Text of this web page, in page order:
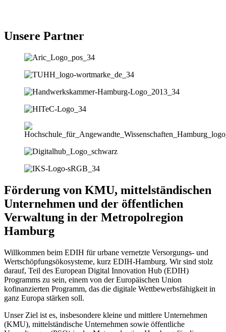
Unsere Partner
Förderung von KMU, mittelständischen
Unternehmen und der öffentlichen
Verwaltung in der Metropolregion
Hamburg
Willkommen beim EDIH für urbane vernetzte Versorgungs- und
Wertschöpfungsökosysteme, kurz EDIH-Hamburg. Wir sind stolz
darauf, Teil des European Digital Innovation Hub (EDIH)
Programms zu sein, einem von der Europäischen Union
kofinanzierten Programm, das die digitale Wettbewerbsfähigkeit in
ganz Europa stärken soll.
Unser Ziel ist es, insbesondere kleine und mittlere Unternehmen
(KMU), mittelständische Unternehmen sowie öffentliche